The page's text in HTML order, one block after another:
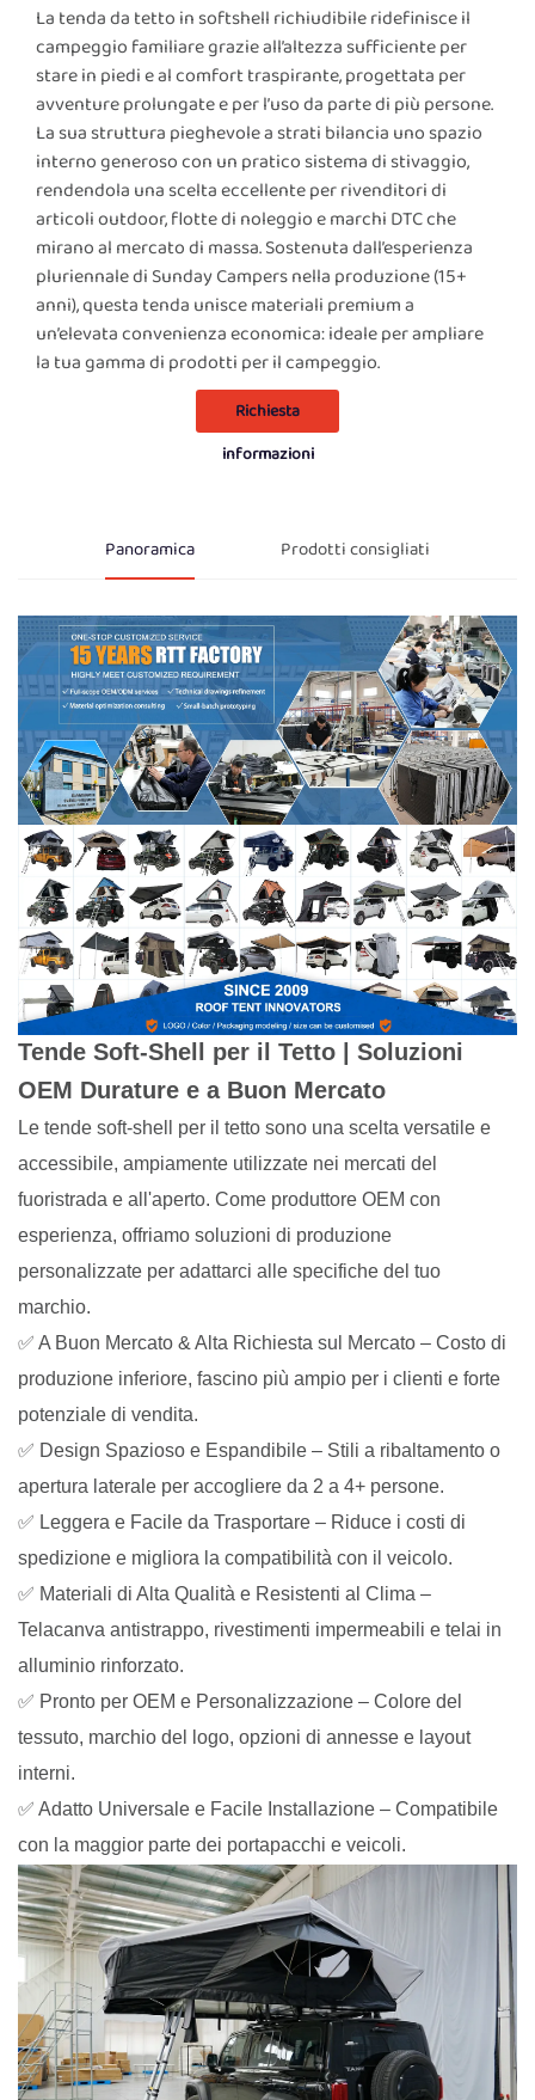
La tenda da tetto in softshell richiudibile ridefinisce il
campeggio familiare grazie all’altezza sufficiente per
stare in piedi e al comfort traspirante, progettata per
avventure prolungate e per l’uso da parte di più persone.
La sua struttura pieghevole a strati bilancia uno spazio
interno generoso con un pratico sistema di stivaggio,
rendendola una scelta eccellente per rivenditori di
articoli outdoor, flotte di noleggio e marchi DTC che
mirano al mercato di massa. Sostenuta dall’esperienza
pluriennale di Sunday Campers nella produzione (15+
anni), questa tenda unisce materiali premium a
un’elevata convenienza economica: ideale per ampliare
la tua gamma di prodotti per il campeggio.
Richiesta
informazioni
Panoramica Prodotti consigliati
Tende Soft-Shell per il Tetto | Soluzioni
OEM Durature e a Buon Mercato
Le tende soft-shell per il tetto sono una scelta versatile e
accessibile, ampiamente utilizzate nei mercati del
fuoristrada e all'aperto. Come produttore OEM con
esperienza, offriamo soluzioni di produzione
personalizzate per adattarci alle specifiche del tuo
marchio.
✅ A Buon Mercato & Alta Richiesta sul Mercato – Costo di
produzione inferiore, fascino più ampio per i clienti e forte
potenziale di vendita.
✅ Design Spazioso e Espandibile – Stili a ribaltamento o
apertura laterale per accogliere da 2 a 4+ persone.
✅ Leggera e Facile da Trasportare – Riduce i costi di
spedizione e migliora la compatibilità con il veicolo.
✅ Materiali di Alta Qualità e Resistenti al Clima –
Telacanva antistrappo, rivestimenti impermeabili e telai in
alluminio rinforzato.
✅ Pronto per OEM e Personalizzazione – Colore del
tessuto, marchio del logo, opzioni di annesse e layout
interni.
✅ Adatto Universale e Facile Installazione – Compatibile
con la maggior parte dei portapacchi e veicoli.